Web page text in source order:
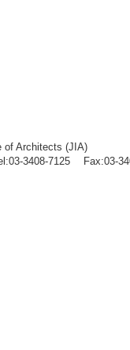
of Architects (JIA)
3408-7125 Fax:03-